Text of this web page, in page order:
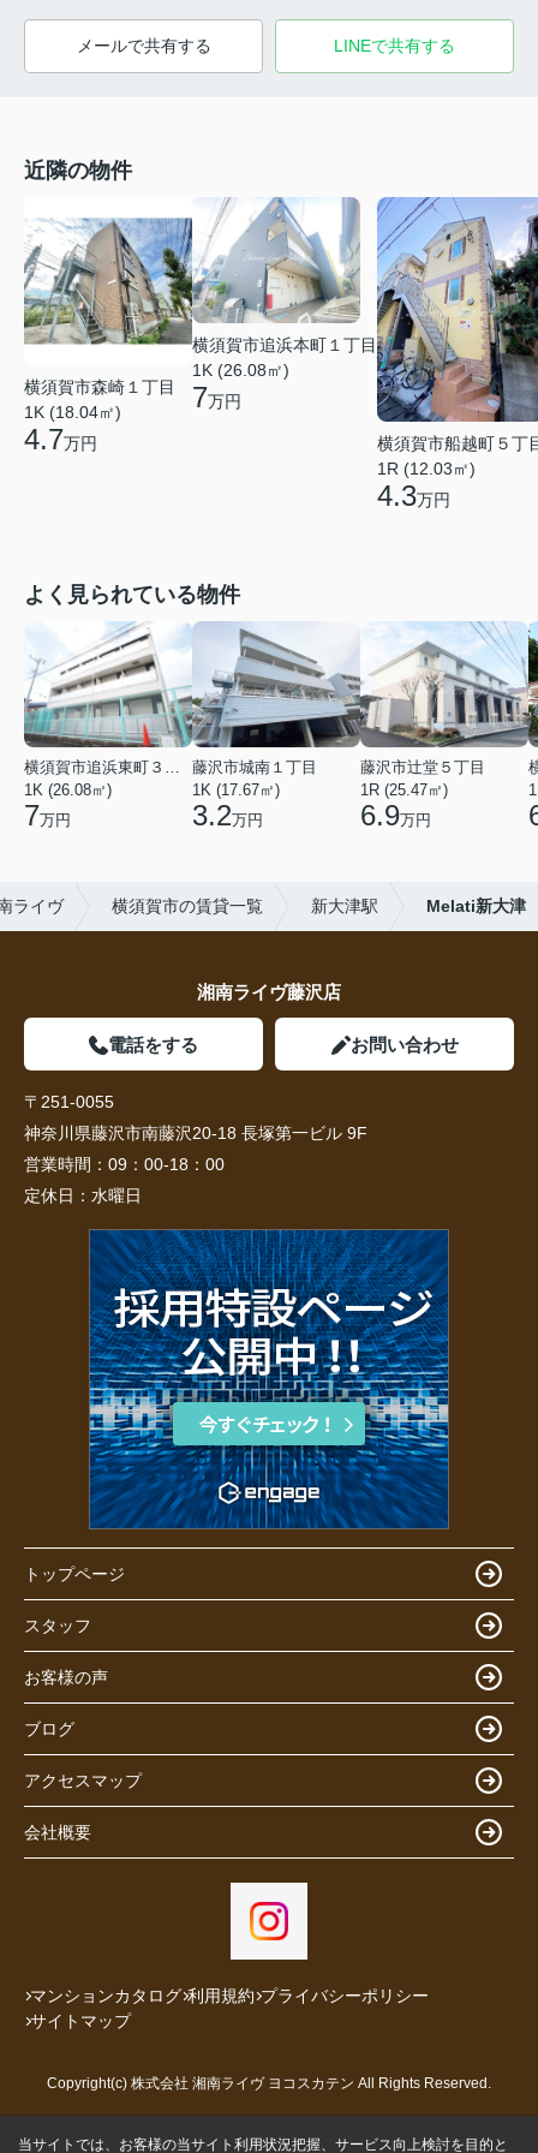
メールで共有する LINEで共有する
近隣の物件
横須賀市森崎１丁目
1K (18.04㎡)
4.7万円
横須賀市追浜本町１丁目
1K (26.08㎡)
7万円
横須賀市船越町５丁
1R (12.03㎡)
4.3万円
よく見られている物件
横須賀市追浜東町３丁目
1K (26.08㎡)
7万円
藤沢市城南１丁目
1K (17.67㎡)
3.2万円
藤沢市辻堂５丁目
1R (25.47㎡)
6.9万円
ライヴ 横須賀市の賃貸一覧 新大津駅 Melati新大津
湘南ライヴ藤沢店
電話をする お問い合わせ
〒251-0055
神奈川県藤沢市南藤沢20-18 長塚第一ビル 9F
営業時間： 09：00-18：00
定休日： 水曜日
トップページ
スタッフ
お客様の声
ブログ
アクセスマップ
会社概要
マンションカタログ 利用規約 プライバシーポリシー
サイトマップ
Copyright(c) 株式会社 湘南ライヴ ヨコスカテン All Rights Reserved.
当サイトでは、お客様の当サイト利用状況把握、サービス向上検討を目的と